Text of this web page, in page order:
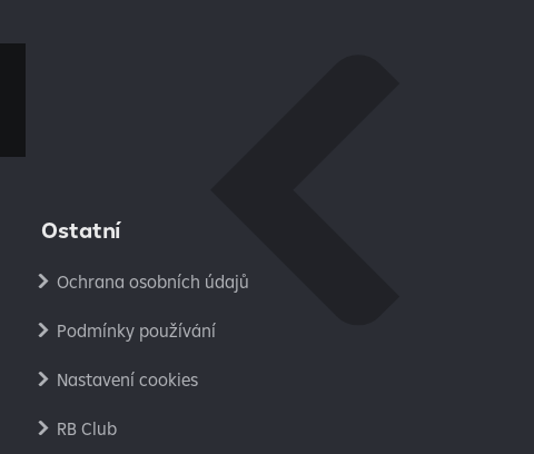
Ostatní
Ochrana osobních údajů
Podmínky používání
Nastavení cookies
RB Club